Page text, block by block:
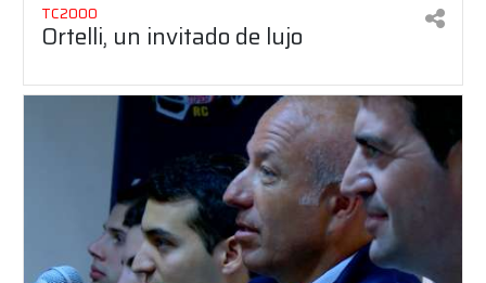
TC2000
Ortelli, un invitado de lujo